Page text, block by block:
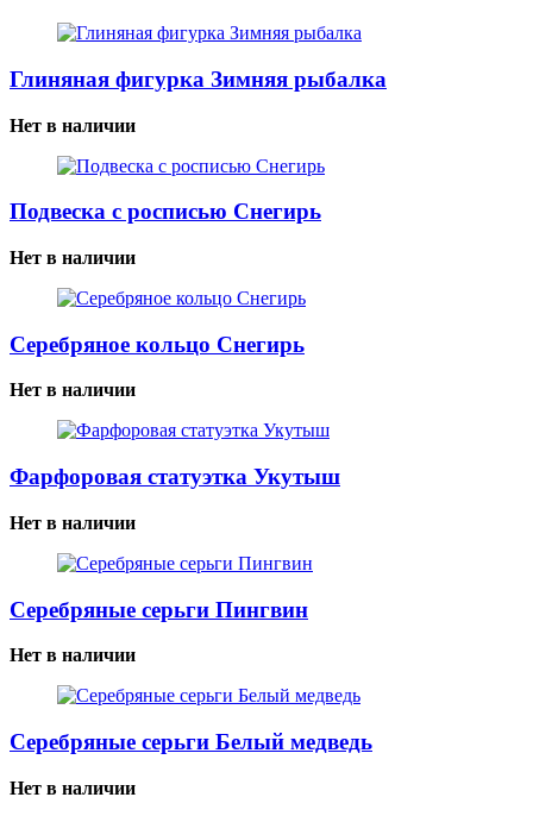
Глиняная фигурка Зимняя рыбалка
Нет в наличии
Подвеска с росписью Снегирь
Нет в наличии
Серебряное кольцо Снегирь
Нет в наличии
Фарфоровая статуэтка Укутыш
Нет в наличии
Серебряные серьги Пингвин
Нет в наличии
Серебряные серьги Белый медведь
Нет в наличии